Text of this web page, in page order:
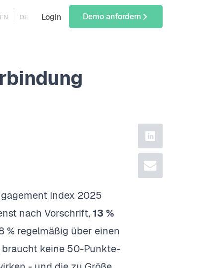
EN DE Login Demo anfordern
linkedin
email
Index 2025
nach Vorschrift,13 %
regelmäßig über einen
keine 50-Punkte-